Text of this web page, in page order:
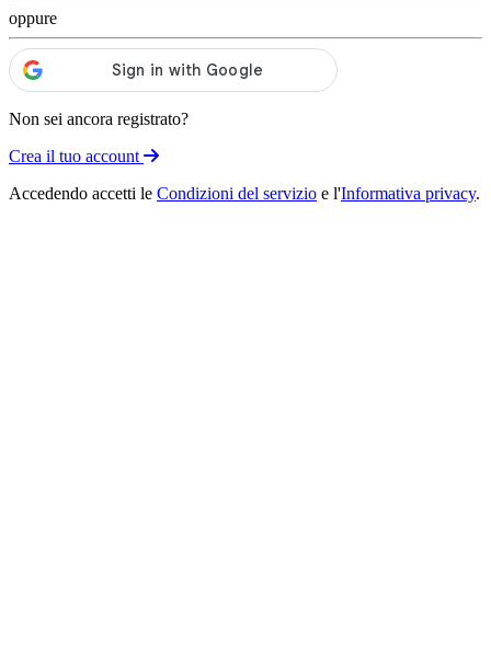
oppure
Non sei ancora registrato?
Crea il tuo account
Accedendo accetti le Condizioni del servizio e l'Informativa privacy.